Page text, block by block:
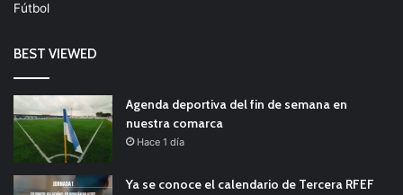
Fútbol
BEST VIEWED
Agenda deportiva del fin de semana en
nuestra comarca
Hace 1 día
Ya se conoce el calendario de Tercera RFEF